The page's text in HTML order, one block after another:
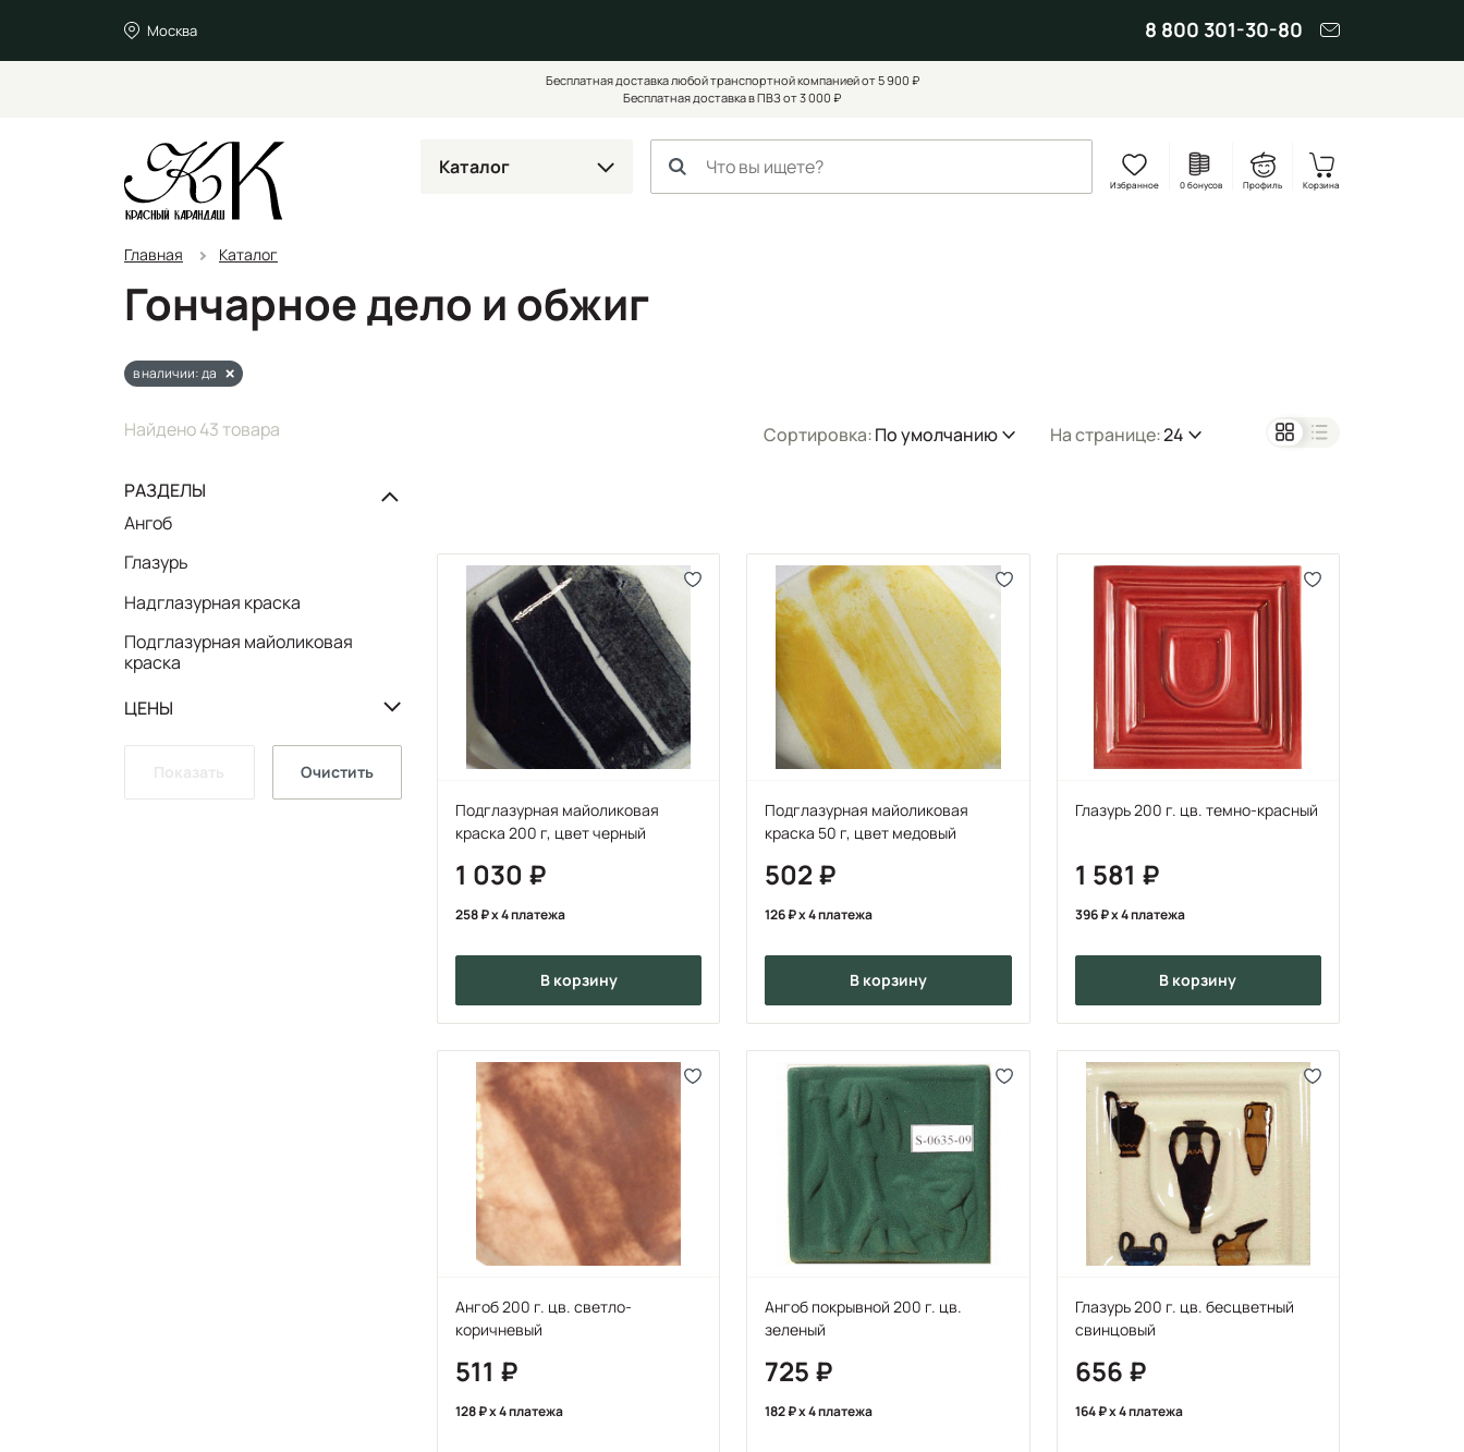
Москва 8 800 301-30-80
Бесплатная доставка любой транспортной компанией от 5 900 ₽
Бесплатная доставка в ПВЗ от 3 000 ₽
Каталог
Избранное 0 бонусов Профиль Корзина
Главная Каталог
Гончарное дело и обжиг
в наличии: да
Найдено 43 товара Сортировка:По умолчанию На странице:24
РАЗДЕЛЫ
Ангоб
Глазурь
Надглазурная краска
Подглазурная майоликовая
краска
ЦЕНЫ
Очистить
Подглазурная майоликовая
краска 200 г, цвет черный
1 030
258 x 4 платежа
в корзину
Подглазурная майоликовая
краска 50 г, цвет медовый
502
126 x 4 платежа
в корзину
Глазурь 200 г. цв. темно-красный
1 581
396 x 4 платежа
в корзину
Ангоб 200 г. цв. светло-
коричневый
511
128 x 4 платежа
Ангоб покрывной 200 г. цв.
зеленый
725
182 x 4 платежа
Глазурь 200 г. цв. бесцветный
свинцовый
656
164 x 4 платежа